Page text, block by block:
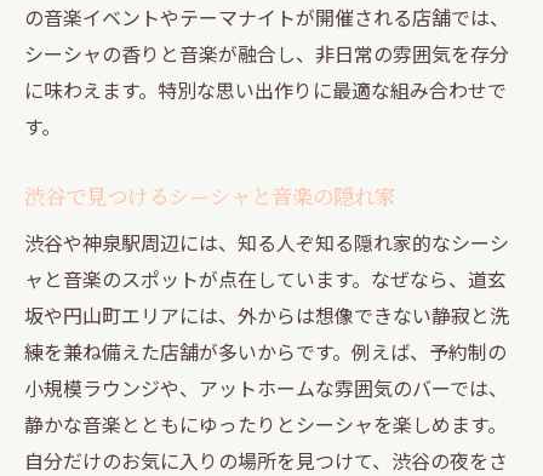
の音楽イベントやテーマナイトが開催される店舗では、
シーシャの香りと音楽が融合し、非日常の雰囲気を存分
に味わえます。特別な思い出作りに最適な組み合わせで
す。
渋谷で見つけるシーシャと音楽の隠れ家
渋谷や神泉駅周辺には、知る人ぞ知る隠れ家的なシーシ
ャと音楽のスポットが点在しています。なぜなら、道玄
坂や円山町エリアには、外からは想像できない静寂と洗
練を兼ね備えた店舗が多いからです。例えば、予約制の
小規模ラウンジや、アットホームな雰囲気のバーでは、
静かな音楽とともにゆったりとシーシャを楽しめます。
自分だけのお気に入りの場所を見つけて、渋谷の夜をさ